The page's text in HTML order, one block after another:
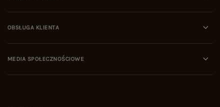
OBSŁUGA KLIENTA
MEDIA SPOŁECZNOŚCIOWE